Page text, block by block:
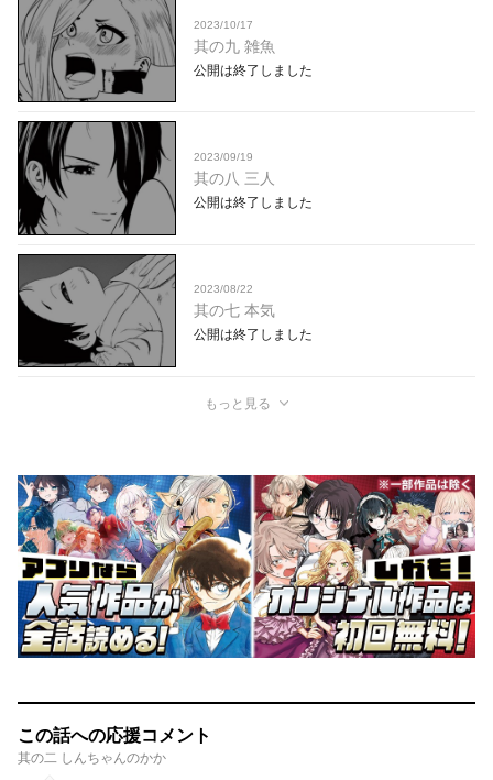
2023/10/17
其の九 雑魚
公開は終了しました
2023/09/19
其の八 三人
公開は終了しました
2023/08/22
其の七 本気
公開は終了しました
もっと見る
この話への応援コメント
其の二 しんちゃんのかか